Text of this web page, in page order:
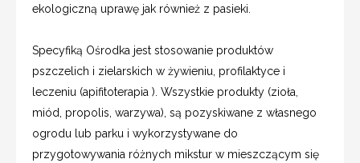
ekologiczną uprawę jak również z pasieki.
Specyfiką Ośrodka jest stosowanie produktów
pszczelich i zielarskich w żywieniu, profilaktyce i
leczeniu (apifitoterapia ). Wszystkie produkty (zioła,
miód, propolis, warzywa), są pozyskiwane z własnego
ogrodu lub parku i wykorzystywane do
przygotowywania różnych mikstur w mieszczącym się